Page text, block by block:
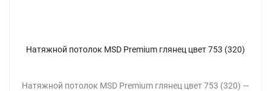
Натяжной потолок MSD Premium глянец цвет 753 (320)
Натяжной потолок MSD Premium глянец цвет 753 (320) —